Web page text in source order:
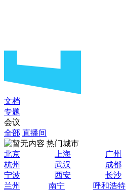
文档
专题
会议
全部 直播间
热门城市
北京
上海 广州
杭州
武汉 成都
宁波
西安 长沙
兰州
南宁 呼和浩特